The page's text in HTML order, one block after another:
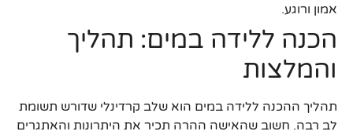
אמון ורוגע.
הכנה ללידה במים: תהליך
והמלצות
תהליך ההכנה ללידה במים הוא שלב קרדינלי שדורש תשומת
לב רבה. חשוב שהאישה ההרה תכיר את היתרונות והאתגרים